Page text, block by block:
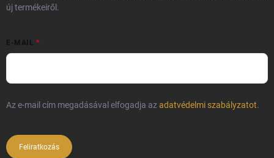
új termékeiről.
E-MAIL
Az e-mail cím megadásával elfogadja azadatvédelmi szabályzatot.
Feliratkozás